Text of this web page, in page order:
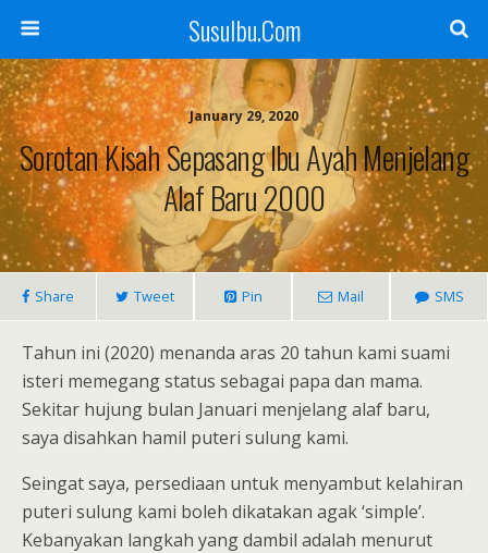
SusuIbu.Com
January 29, 2020
Sorotan Kisah Sepasang Ibu Ayah Menjelang
Alaf Baru 2000
Share Tweet Pin Mail SMS
Tahun ini (2020) menanda aras 20 tahun kami suami
isteri memegang status sebagai papa dan mama.
Sekitar hujung bulan Januari menjelang alaf baru,
saya disahkan hamil puteri sulung kami.
Seingat saya, persediaan untuk menyambut kelahiran
puteri sulung kami boleh dikatakan agak ‘simple’.
Kebanyakan langkah yang dambil adalah menurut